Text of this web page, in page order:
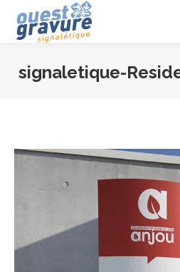
signaletique-